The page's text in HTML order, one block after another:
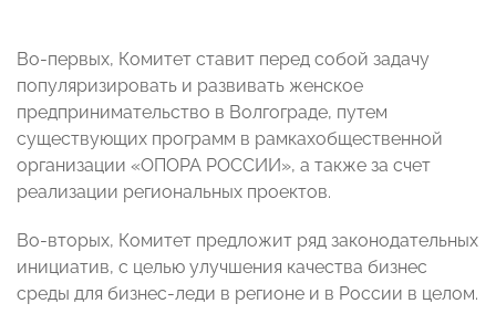
Во-первых, Комитет ставит перед собой задачу
популяризировать и развивать женское
предпринимательство в Волгограде, путем
существующих программ в рамкахобщественной
организации «ОПОРА РОССИИ», а также за счет
реализации региональных проектов.
Во-вторых, Комитет предложит ряд законодательных
инициатив, с целью улучшения качества бизнес
среды для бизнес-леди в регионе и в России в целом.